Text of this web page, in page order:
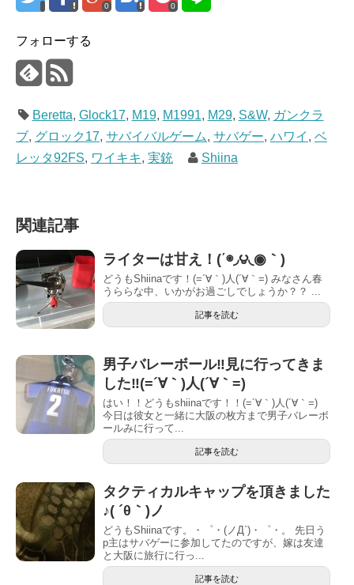
0 0
フォローする
Beretta, Glock17, M19, M1991, M29, S&W, ガンクラ
ブ, グロック17, サバイバルゲーム, サバゲー, ハワイ , ベ
レッタ92FS, ワイキキ, 実銃 Shiina
関連記事
ライターは甘え！(΄◉◞౪◟◉｀)
どうもShiinaです！(=´∀｀)人(´∀｀=) みなさん春
うららな中、いかがお過ごしでしょうか？？ ...
記事を読む
男子バレーボール‼︎見に行ってきま
した‼︎(=´∀｀)人(´∀｀=)
はい︎！！どうもshiinaです！！(=´∀｀)人(´∀｀=)
今日は彼女と一緒に大阪の枚方まで男子バレーボ
ールみに行って...
記事を読む
タクティカルキャップを頂きました
♪( ´θ｀)ノ
どうもShiinaです。・゜・(ノД`)・゜・。 先日う
p主はサバゲーに参加してたのですが、嫁は友達
と大阪に旅行に行っ...
記事を読む